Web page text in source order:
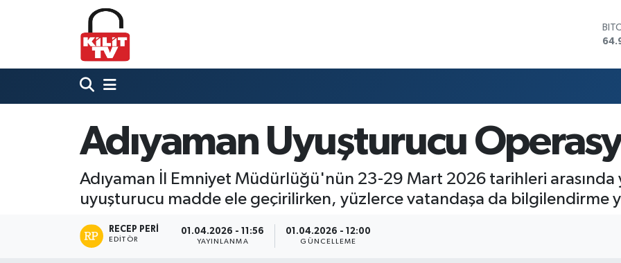
Adıyaman Uyuşturucu
Adıyaman İl Emniyet Müdürlüğü'nün 23-29 Mart 2026 tarihleri arasında
uyuşturucu madde ele geçirilirken, yüzlerce vatandaşa da bilgilendirme
RECEP PERI
EDITÖR
01.04.2026 - 11:56
YAYINLANMA
01.04.2026 - 12:00
GÜNCELLEME
Hava Durumu
Trafik Durumu
Tüm Manşetler
Son Dakika Haberleri
Haber Arşivi